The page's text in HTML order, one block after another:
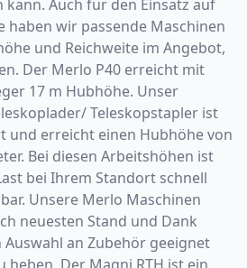
Auch für den Einsatz auf
haben wir passende Maschinen
und Reichweite im Angebot,
Der Merlo P40 erreicht mit
17 m Hubhöhe. Unser
Teleskopstapler ist
und erreicht einen Hubhöhe von
Bei diesen Arbeitshöhen ist
bei Ihrem Standort schnell
Unsere Merlo Maschinen
neuesten Stand und Dank
an Zubehör geeignet